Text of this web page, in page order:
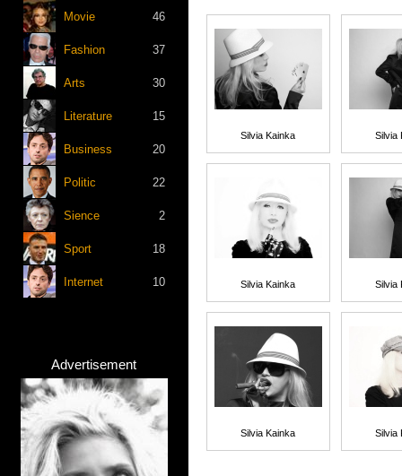
Movie 46
Fashion 37
Arts 30
Literature 15
Business 20
Politic 22
Sience 2
Sport 18
Internet 10
Advertisement
Silvia Kainka Silvia
Silvia Kainka Silvia
Silvia Kainka Silvia